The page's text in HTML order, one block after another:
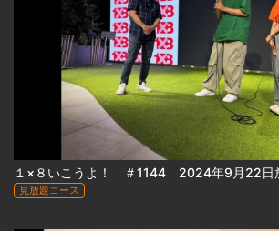
１×８いこうよ！ ＃1144 2024年9月22日
見放題コース